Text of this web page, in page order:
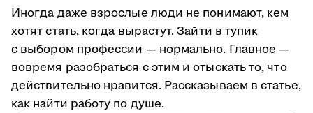
Иногда даже взрослые люди не понимают, кем
хотят стать, когда вырастут. Зайти в тупик
с выбором профессии — нормально. Главное —
вовремя разобраться с этим и отыскать то, что
действительно нравится. Рассказываем в статье,
как найти работу по душе.